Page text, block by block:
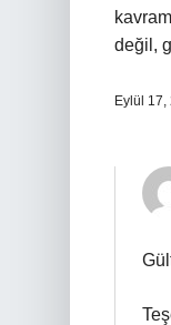
değil,
Eylül 17,